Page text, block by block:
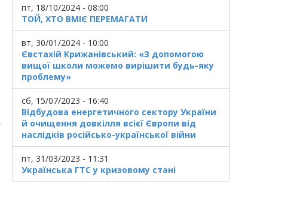
пт, 18/10/2024 - 08:00
ТОЙ, ХТО ВМІЄ ПЕРЕМАГАТИ
вт, 30/01/2024 - 10:00
Євстахій Крижанівський: «З допомогою
вищої школи можемо вирішити будь-яку
проблему»
сб, 15/07/2023 - 16:40
Відбудова енергетичного сектору України
й очищення довкілля всієї Європи від
наслідків російсько-української війни
пт, 31/03/2023 - 11:31
Українська ГТС у кризовому стані